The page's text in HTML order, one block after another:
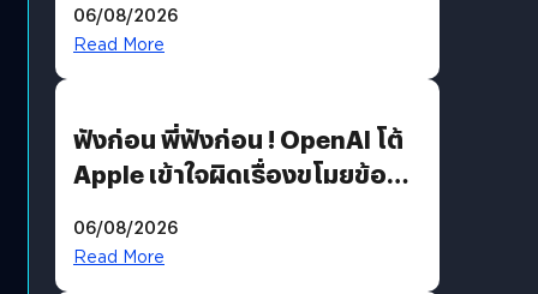
รหัสผ่านหลุด ไม่ใช่แฮ็กเกอร์
06/08/2026
Read More
ฟังก่อน พี่ฟังก่อน ! OpenAI โต้
Apple เข้าใจผิดเรื่องขโมยข้อมูล
06/08/2026
Read More